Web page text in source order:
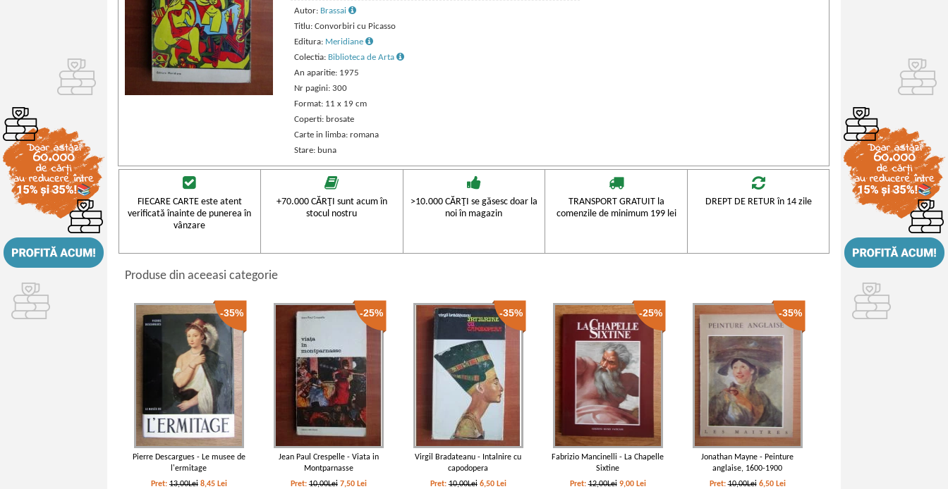
Autor: Brassai
Titlu: Convorbiri cu Picasso
Editura: Meridiane
Colectia: Biblioteca de Arta
An aparitie: 1975
Nr pagini: 300
Format: 11 x 19 cm
Coperti: brosate
Carte in limba: romana
Stare: buna
FIECARE CARTE este atent
verificată înainte de punerea în
vânzare
+70.000 CĂRŢI sunt acum în
stocul nostru
>10.000 CĂRŢI se găsesc doar la
noi în magazin
TRANSPORT GRATUIT la
comenzile de minimum 199 lei
DREPT DE RETUR în 14 zile
Produse din aceeasi categorie
-35%
Pierre Descargues - Le musee de
l'ermitage
Pret: 13,00Lei 8,45 Lei
-25%
Jean Paul Crespelle - Viata in
Montparnasse
Pret:10,00Lei 7,50 Lei
-35%
Virgil Bradateanu - Intalnire cu
capodopera
Pret:10,00Lei 6,50 Lei
-25%
Fabrizio Mancinelli - La Chapelle
Sixtine
Pret:12,00Lei 9,00 Lei
-35%
Jonathan Mayne - Peinture
anglaise, 1600-1900
Pret:10,00Lei 6,50 Lei